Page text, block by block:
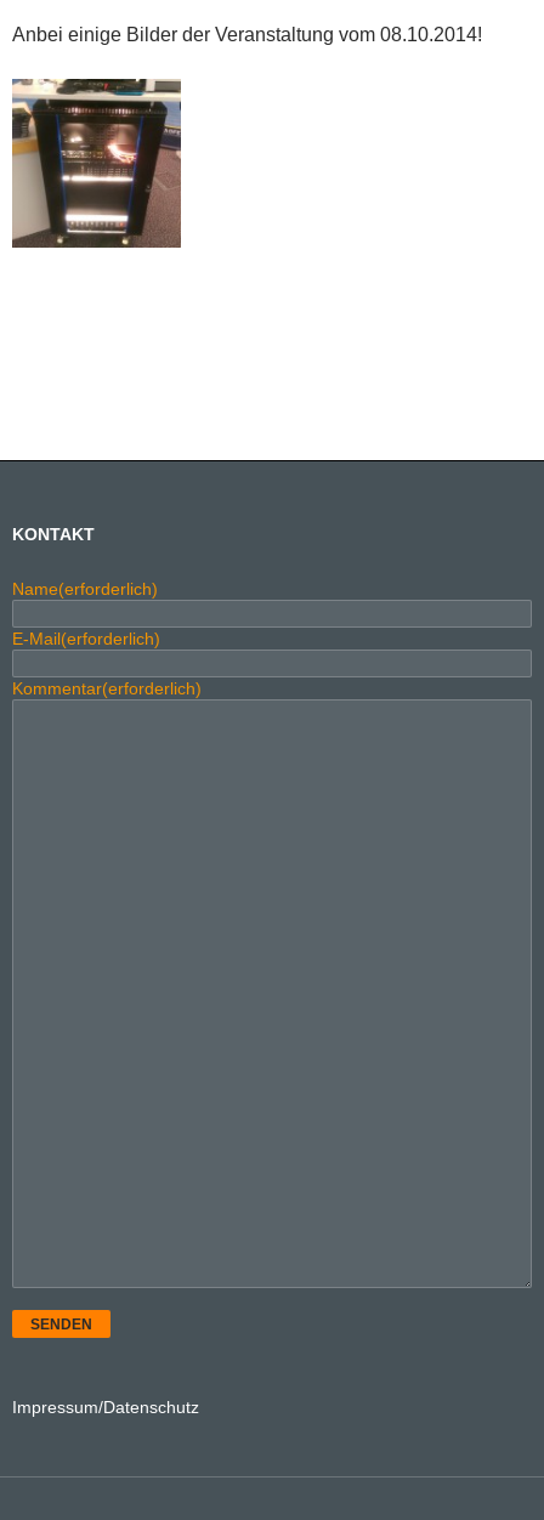
Anbei einige Bilder der Veranstaltung vom 08.10.2014!
KONTAKT
Name(erforderlich)
E-Mail(erforderlich)
Kommentar(erforderlich)
SENDEN
Impressum/Datenschutz